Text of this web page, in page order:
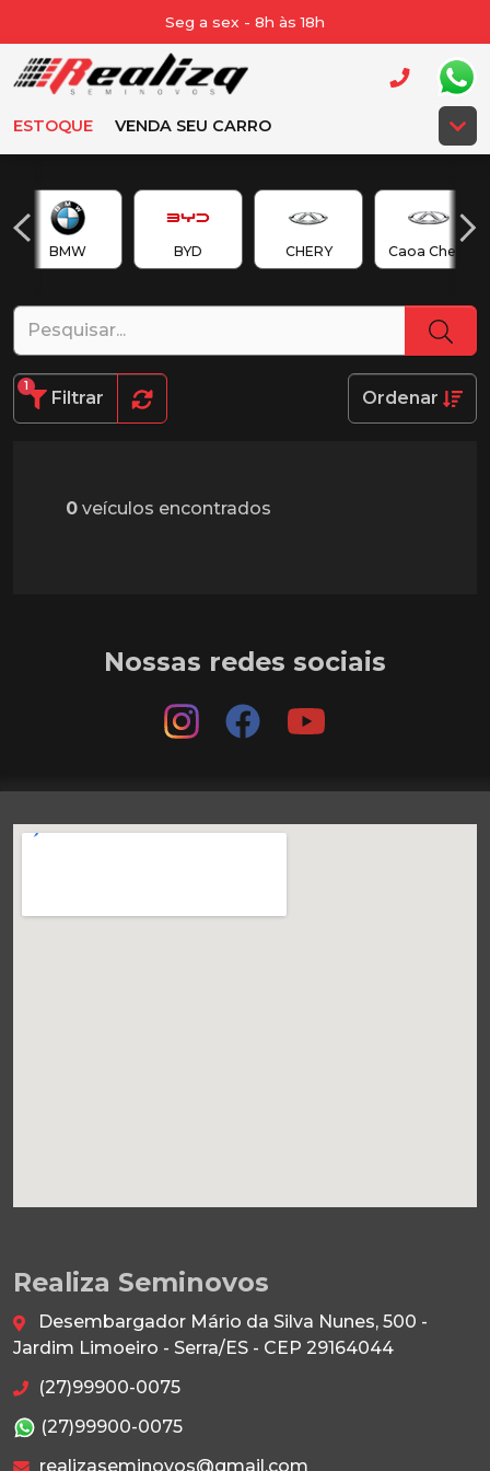
Seg a sex - 8h às 18h
ESTOQUE VENDA SEU CARRO
BMW BYD CHERY Caoa Chery
Filtrar
1
Ordenar
0 veículos encontrados
Nossas redes sociais
Realiza Seminovos
Desembargador Mário da Silva Nunes, 500 -
Jardim Limoeiro - Serra/ES - CEP 29164044
(27)99900-0075
(27)99900-0075
realizaseminovos@gmail.com